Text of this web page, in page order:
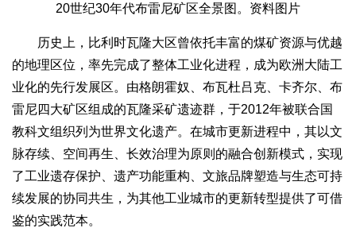
20世纪30年代布雷尼矿区全景图。资料图片
历史上，比利时瓦隆大区曾依托丰富的煤矿资源与优越
的地理区位，率先完成了整体工业化进程，成为欧洲大陆工
业化的先行发展区。由格朗霍奴、布瓦杜吕克、卡齐尔、布
雷尼四大矿区组成的瓦隆采矿遗迹群，于2012年被联合国
教科文组织列为世界文化遗产。在城市更新进程中，其以文
脉存续、空间再生、长效治理为原则的融合创新模式，实现
了工业遗存保护、遗产功能重构、文旅品牌塑造与生态可持
续发展的协同共生，为其他工业城市的更新转型提供了可借
鉴的实践范本。